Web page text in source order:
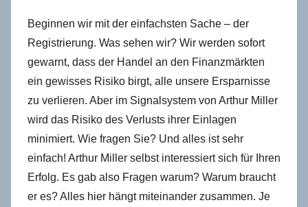
Beginnen wir mit der einfachsten Sache – der
Registrierung. Was sehen wir? Wir werden sofort
gewarnt, dass der Handel an den Finanzmärkten
ein gewisses Risiko birgt, alle unsere Ersparnisse
zu verlieren. Aber im Signalsystem von Arthur Miller
wird das Risiko des Verlusts ihrer Einlagen
minimiert. Wie fragen Sie? Und alles ist sehr
einfach! Arthur Miller selbst interessiert sich für Ihren
Erfolg. Es gab also Fragen warum? Warum braucht
er es? Alles hier hängt miteinander zusammen. Je